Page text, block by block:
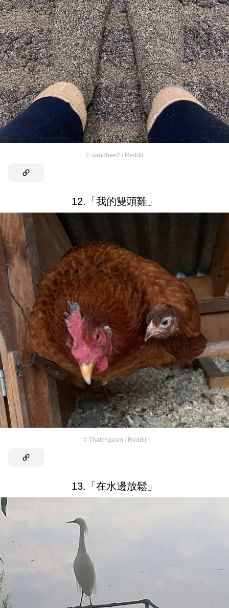
© sandbee2 / Reddit
12.「我的雙頭雞」
© Thatchgasm / Reddit
13.「在水邊放鬆」